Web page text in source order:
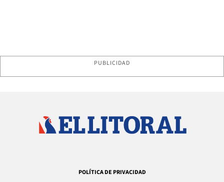
PUBLICIDAD
POLÍTICA DE PRIVACIDAD